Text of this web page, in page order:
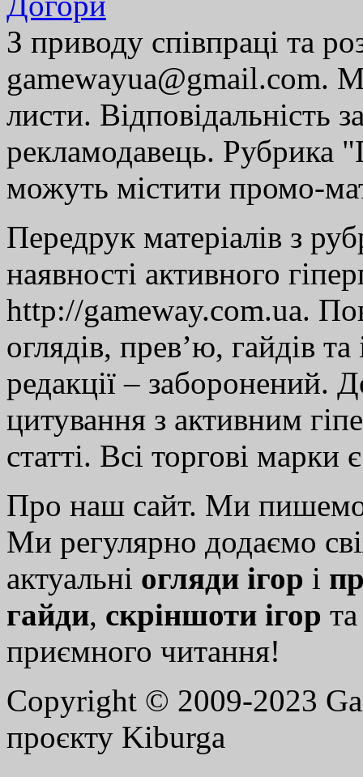
З приводу співпраці та
gamewayua@gmail.com.
листи. Відповідальність
рекламодавець. Рубрика
можуть містити промо-
Передрук матеріалів з
наявності активного
http://gameway.com.ua.
оглядів, прев’ю, гайдів
редакції – заборонений.
цитування з активним
статті. Всі торгові марки
Про наш сайт. Ми
Ми регулярно додаємо
актуальні огляди ігор і
гайди, скріншоти ігор
приємного читання!
Copyright © 2009-2023
проєкту Kiburga